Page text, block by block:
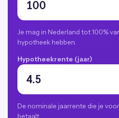
Je mag in Nederland tot 100%
hypotheek hebben.
Hypotheekrente (jaar)
De nominale jaarrente die je
betaalt.